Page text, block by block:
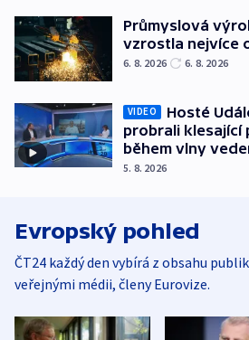
Průmyslová
vzrostla nejvíce
6. 8. 2026 6. 8. 2026
VIDEO
Hosté
probrali
během vlny
5. 8. 2026
Evropský pohled
ČT24 každý den vybírá z obsahu
veřejnými médii, členy Eurovize.